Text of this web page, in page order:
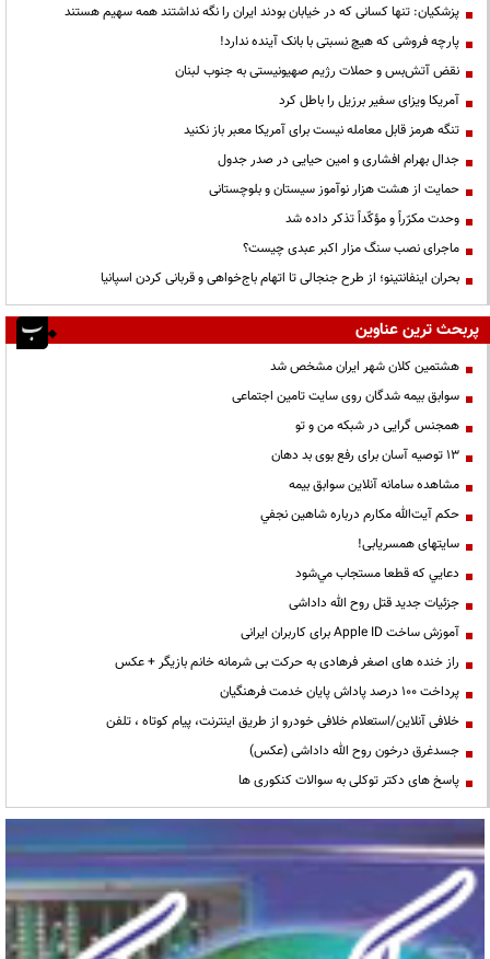
پزشکیان: تنها کسانی که در خیابان بودند ایران را نگه نداشتند همه سهیم هستند
پارچه فروشی که هیچ نسبتی با بانک آینده ندارد!
نقض آتش‌بس و حملات رژیم صهیونیستی به جنوب لبنان
آمریکا ویزای سفیر برزیل را باطل کرد
تنگه هرمز قابل معامله نیست برای آمریکا معبر باز نکنید
جدال بهرام افشاری و امین حیایی در صدر جدول
حمایت از هشت هزار نوآموز سیستان و بلوچستانی
وحدت مکرّراً و مؤکّداً تذکر داده شد
ماجرای نصب سنگ مزار اکبر عبدی چیست؟
بحران اینفانتینو؛ از طرح جنجالی تا اتهام باج‌خواهی و قربانی کردن اسپانیا
پربحث ترین عناوین
هشتمین کلان شهر ایران مشخص شد
سوابق بیمه شدگان روی سایت تامین اجتماعی
همجنس گرایی در شبکه من و تو
13 توصیه آسان برای رفع بوی بد دهان
مشاهده سامانه آنلاين سوابق بیمه
حكم آيت‌الله مكارم درباره شاهين نجفي
سایتهای همسریابی!
دعايي كه قطعا مستجاب مي‌شود
جزئیات جدید قتل روح الله داداشی
آموزش ساخت Apple ID برای کاربران ایرانی
راز خنده های اصغر فرهادی به حرکت بی شرمانه خانم بازیگر + عکس
پرداخت ۱۰۰ درصد پاداش پایان خدمت فرهنگیان
خلافی آنلاین/استعلام خلافی خودرو از طریق اینترنت، پیام کوتاه ، تلفن
جسدغرق درخون روح الله داداشی (عکس)
پاسخ های دکتر توکلی به سوالات کنکوری ها